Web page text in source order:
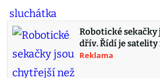
Robotické sekačky
dřív. Řídí je
Reklama